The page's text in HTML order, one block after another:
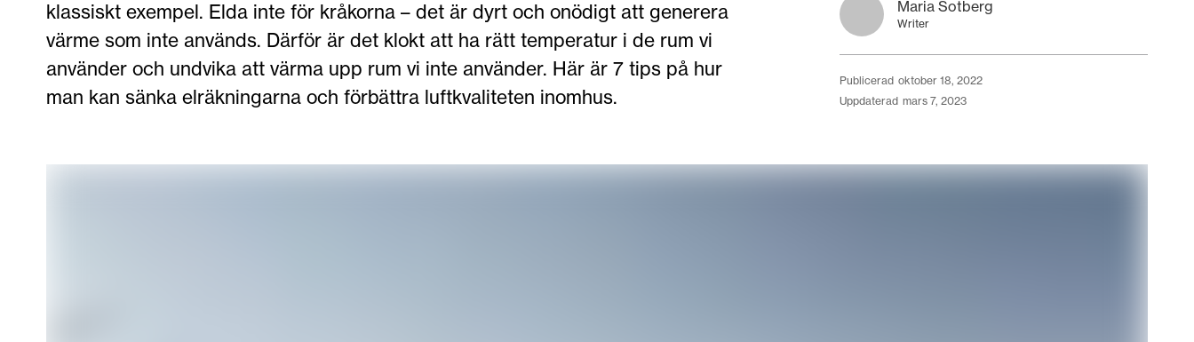
klassiskt exempel. Elda inte för kråkorna – det är dyrt och onödigt att generera
värme som inte används. Därför är det klokt att ha rätt temperatur i de rum vi
använder och undvika att värma upp rum vi inte använder. Här är 7 tips på hur
man kan sänka elräkningarna och förbättra luftkvaliteten inomhus.
Maria Sotberg
Writer
publicerad oktober 18, 2022
uppdaterad mars 7, 2023